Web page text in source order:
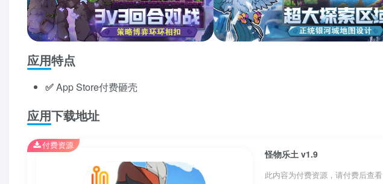
应用特点
✅App Store付费砸壳
应用下载地址
怪物乐土 v1.9
此内容为付费资源，请付费后查看
付费资源